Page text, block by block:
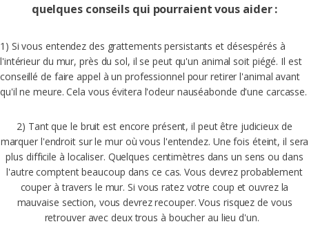
quelques conseils qui pourraient vous aider :
1) Si vous entendez des grattements persistants et désespérés à
l'intérieur du mur, près du sol, il se peut qu'un animal soit piégé. Il est
conseillé de faire appel à un professionnel pour retirer l'animal avant
qu'il ne meure. Cela vous évitera l'odeur nauséabonde d'une carcasse.
2) Tant que le bruit est encore présent, il peut être judicieux de
marquer l'endroit sur le mur où vous l'entendez. Une fois éteint, il sera
plus difficile à localiser. Quelques centimètres dans un sens ou dans
l'autre comptent beaucoup dans ce cas. Vous devrez probablement
couper à travers le mur. Si vous ratez votre coup et ouvrez la
mauvaise section, vous devrez recouper. Vous risquez de vous
retrouver avec deux trous à boucher au lieu d'un.